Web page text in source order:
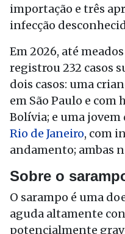
importação e três
infecção
Em 2026, até
registrou 232 casos
dois casos: uma
em São Paulo e com
Bolívia; e uma jovem
Rio de Janeiro, com
andamento; ambas
Sobre o
O sarampo é uma
aguda altamente
potencialmente